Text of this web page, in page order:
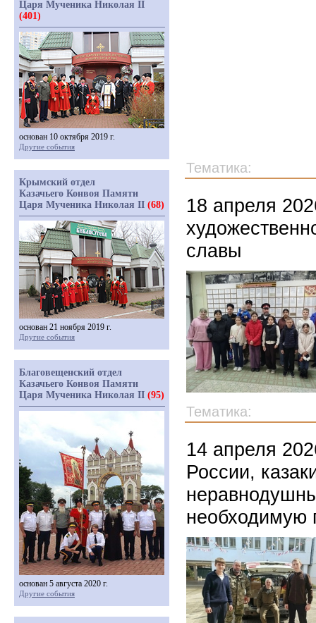
Тематика:
18 апреля
славы
Тематика:
14 апреля
России,
Царя Мученика Николая II
(401)
основан 10 октября 2019 г.
Другие события
Крымский отдел
Казачьего Конвоя Памяти
Царя Мученика Николая II (68)
основан 21 ноября 2019 г.
Другие события
Благовещенский отдел
Казачьего Конвоя Памяти
Царя Мученика Николая II (95)
основан 5 августа 2020 г.
Другие события